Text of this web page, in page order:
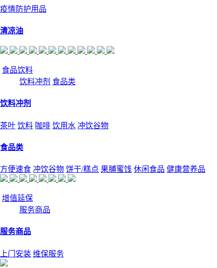
疫情防护用品
清凉油
食品饮料
饮料冲剂 食品类
饮料冲剂
茶叶 饮料 咖啡 饮用水 冲饮谷物
食品类
方便速食 冲饮谷物 饼干/糕点 果脯蜜饯 休闲食品 健康营养品
增值延保
服务商品
服务商品
上门安装 维保服务